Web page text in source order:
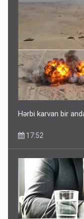
Hərbi karvan bir
17:52